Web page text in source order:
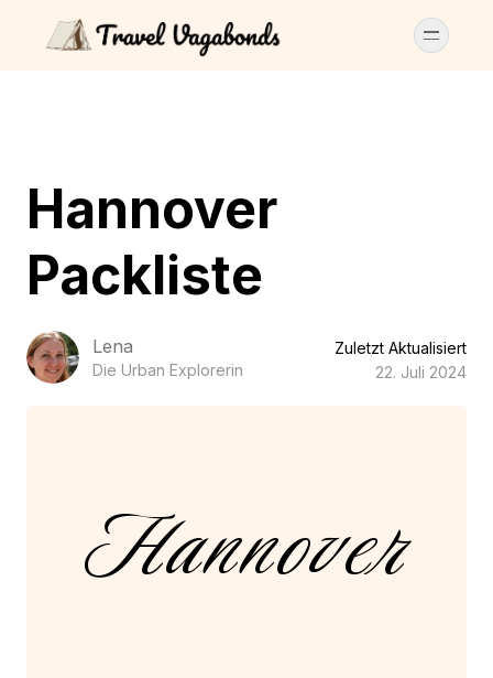
Hannover
Packliste
Lena
Die Urban Explorerin
Zuletzt Aktualisiert
22. Juli 2024
Hannover